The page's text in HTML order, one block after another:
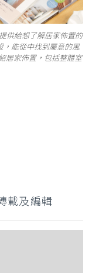
供給想了解居家佈置的
，能從中找到屬意的風
居家佈置，包括整體室
載及編輯